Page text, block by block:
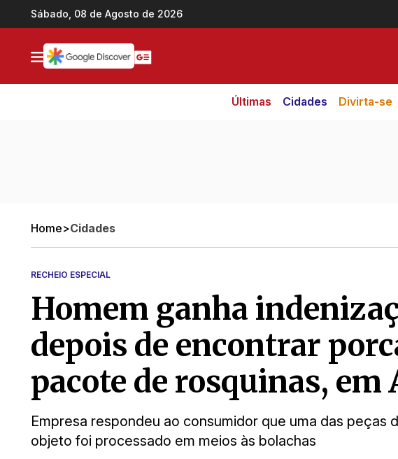
Ir direto pro conteúdo
Sábado, 08 de Agosto de 2026
Últimas Cidades Divirta-se
Home>Cidades
RECHEIO ESPECIAL
Homem ganha
depois de encontrar
pacote de rosquinas, em
Empresa respondeu ao consumidor que uma das peças
objeto foi processado em meios às bolachas